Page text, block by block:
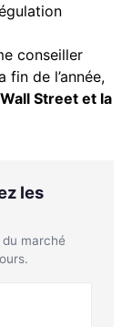
conseiller
de l’année,
Street et la
les
marché